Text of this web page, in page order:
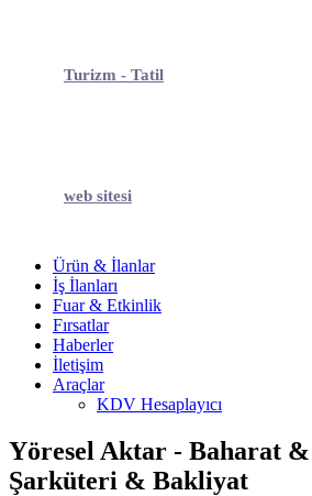
Turizm - Tatil
web sitesi
Ürün & İlanlar
İş İlanları
Fuar & Etkinlik
Fırsatlar
Haberler
İletişim
Araçlar
KDV Hesaplayıcı
Yöresel Aktar - Baharat
Şarküteri & Bakliyat